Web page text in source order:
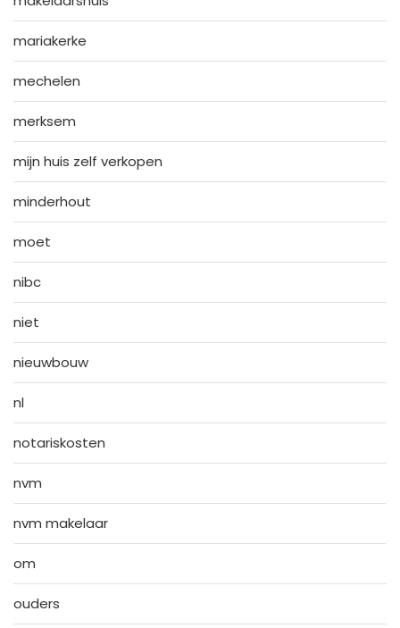
mariakerke
mechelen
merksem
mijn huis zelf verkopen
minderhout
moet
nibc
niet
nieuwbouw
nl
notariskosten
nvm
nvm makelaar
om
ouders